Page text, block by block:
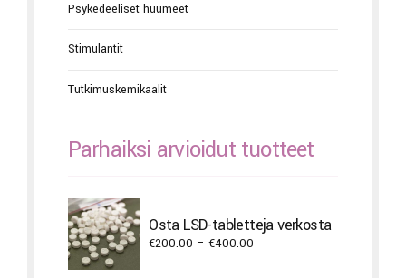
Psykedeeliset huumeet
Stimulantit
Tutkimuskemikaalit
Parhaiksi arvioidut tuotteet
Osta LSD-tabletteja verkosta
€200.00 – €400.00